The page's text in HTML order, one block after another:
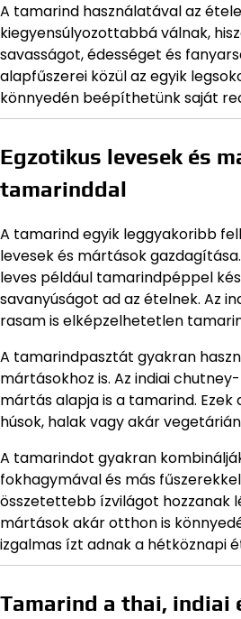
A tamarind használatával az
kiegyensúlyozottabbá válnak,
savasságot, édességet és
alapfűszerei közül az egyik
könnyedén beépíthetünk saját
Egzotikus levesek és
tamarinddal
A tamarind egyik leggyakoribb
levesek és mártások
leves például tamarindpéppel
savanyúságot ad az ételnek. Az
rasam is elképzelhetetlen
A tamarindpasztát gyakran
mártásokhoz is. Az indiai
mártás alapja is a tamarind.
húsok, halak vagy akár
A tamarindot gyakran
fokhagymával és más
összetettebb ízvilágot hozzanak
mártások akár otthon is
izgalmas ízt adnak a hétköznapi
Tamarind a thai, indiai